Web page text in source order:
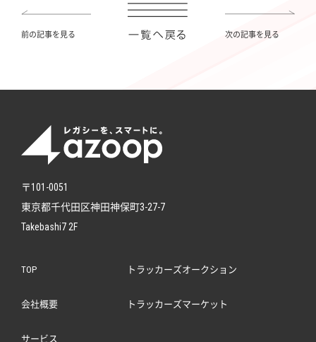
前の記事を見る 次の記事を見る
〒101-0051
東京都千代田区神田神保町3-27-7
Takebashi7 2F
TOP
会社概要
サービス
トラッカーズオークション
トラッカーズマーケット